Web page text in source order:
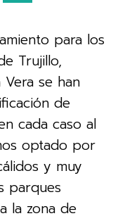
para los
Trujillo,
Vera se han
de
cada caso al
optado por
y muy
parques
la zona de